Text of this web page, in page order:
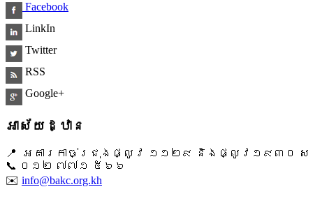
Facebook
LinkIn
Twitter
RSS
Google+
អាស័យដ្ឋាន
📍 អគារកាច់ជ្រុងផ្លូវ ១១២៩ និងផ្លូវ១៩៣០ ស
📞 ​០១២ ៧៧១ ៥៦៦
✉️ info@bakc.org.kh